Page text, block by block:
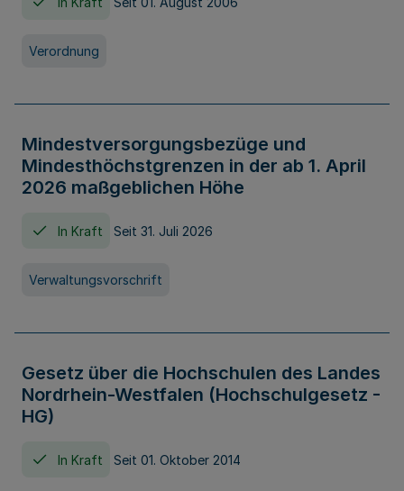
Verordnung
Mindestversorgungsbezüge und
Mindesthöchstgrenzen in der ab 1. April
2026 maßgeblichen Höhe
In Kraft Seit 31. Juli 2026
Verwaltungsvorschrift
Gesetz über die Hochschulen des Landes
Nordrhein-Westfalen (Hochschulgesetz -
HG)
In Kraft Seit 01. Oktober 2014